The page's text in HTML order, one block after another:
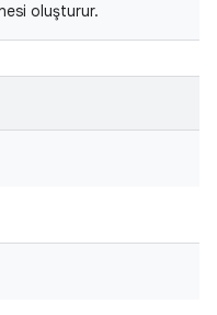
oluşturur.